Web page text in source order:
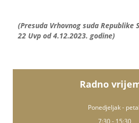
(Presuda Vrhovnog suda Republike
22 Uvp od 4.12.2023. godine)
Radno
Ponedjeljak -
7:30 - 15:30